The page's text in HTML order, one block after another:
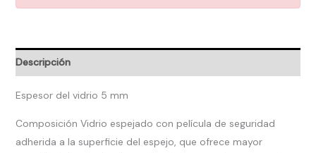
Descripción
Espesor del vidrio 5 mm
Composición Vidrio espejado con película de seguridad
adherida a la superficie del espejo, que ofrece mayor